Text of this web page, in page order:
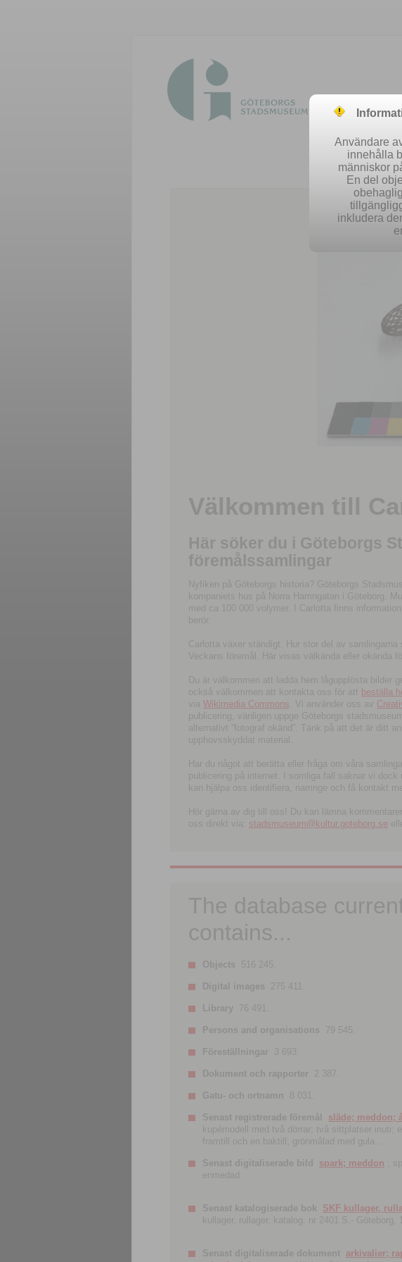
Välkommen till
Här söker du i Göteborgs
föremålssamlingar
Nyfiken på Göteborgs historia? Göteborgs
kompaniets hus på Norra Hamngatan i Göteborg.
med ca 100 000 volymer. I Carlotta finns
berör.
Carlotta växer ständigt. Hur stor del av
Veckans föremål. Här visas välkända eller okända
Du är välkommen att ladda hem lågupplösta bilder
också välkommen att kontakta oss för att beställa
via Wikimedia Commons . Vi använder oss av
publicering, vänligen uppge Göteborgs
alternativt ”fotograf okänd”. Tänk på att det är ditt
upphovsskyddat material.
Har du något att berätta eller fråga om våra
publicering på internet. I somliga fall saknar vi
kan hjälpa oss identifiera, namnge och få kontakt
Hör gärna av dig till oss! Du kan lämna
oss direkt via: stadsmuseum@kultur.goteborg.se
The database
contains...
Objects 516 245.
Digital images 275 411.
Library 76 491.
Persons and organisations 79 545.
Föreställningar 3 693.
Dokument och rapporter 2 387.
Gatu- och ortnamn 8 031.
Senast registrerade föremål släde; meddon;
kupémodell med två dörrar; två sittplatser inuti;
framtill och en baktill; grönmålad med gula ...
Senast digitaliserade bild spark; meddon ;
enmedad
Senast katalogiserade bok SKF kullager,
kullager, rullager, katalog. nr 2401 S.- Göteborg,
Senast digitaliserade dokument arkivalier;
Användare
innehålla
människor
En del
inkludera